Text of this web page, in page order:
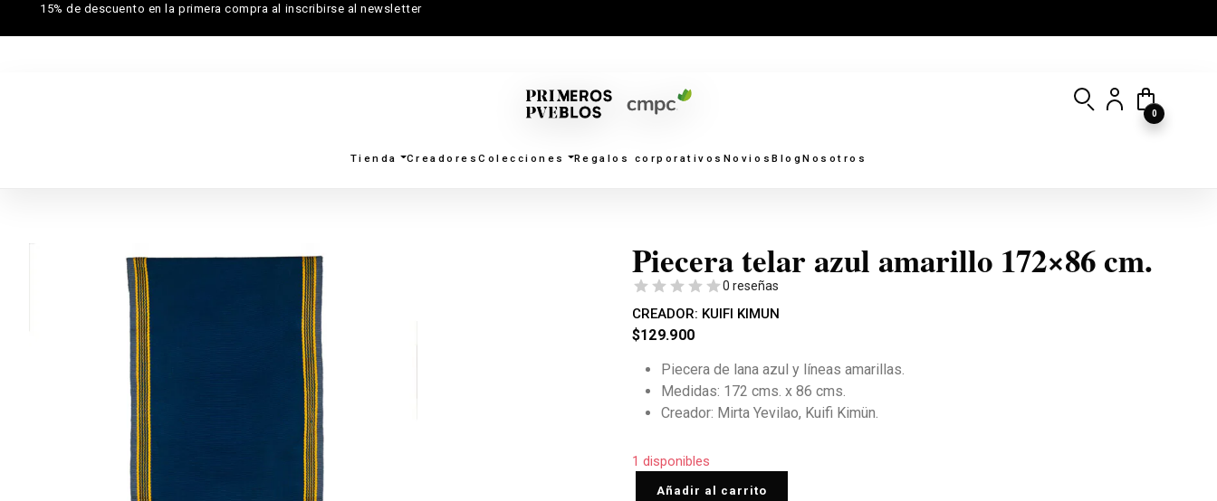
15% de descuento en la primera compra al inscribirse al newsletter
Tienda CreadoresColecciones Regalos corporativos NoviosBlogNosotros
0
Piecera telar azul amarillo 172×86 cm.
0 reseñas
CREADOR: KUIFI KIMUN
$129.900
Piecera de lana azul y líneas amarillas.
Medidas: 172 cms. x 86 cms.
Creador: Mirta Yevilao, Kuifi Kimün.
1 disponibles
Añadir al carrito